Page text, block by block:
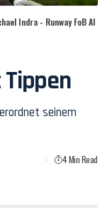
Indra - Runway FoB AI
seinem
4 Min Read